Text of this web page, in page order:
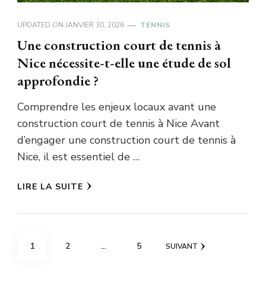
UPDATED ON JANVIER 30, 2026 TENNIS
Une construction court de tennis à
Nice nécessite-t-elle une étude de sol
approfondie ?
Comprendre les enjeux locaux avant une
construction court de tennis à Nice Avant
d’engager une construction court de tennis à
Nice, il est essentiel de …
LIRE LA SUITE
Pagination
PAGE
1 PAGE
2 … PAGE
5 SUIVANT